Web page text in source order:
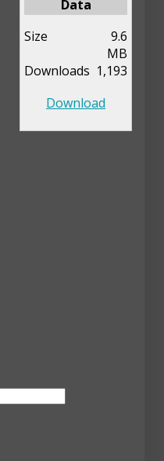
Data
Size
9.6
MB
Downloads 1,193
Download